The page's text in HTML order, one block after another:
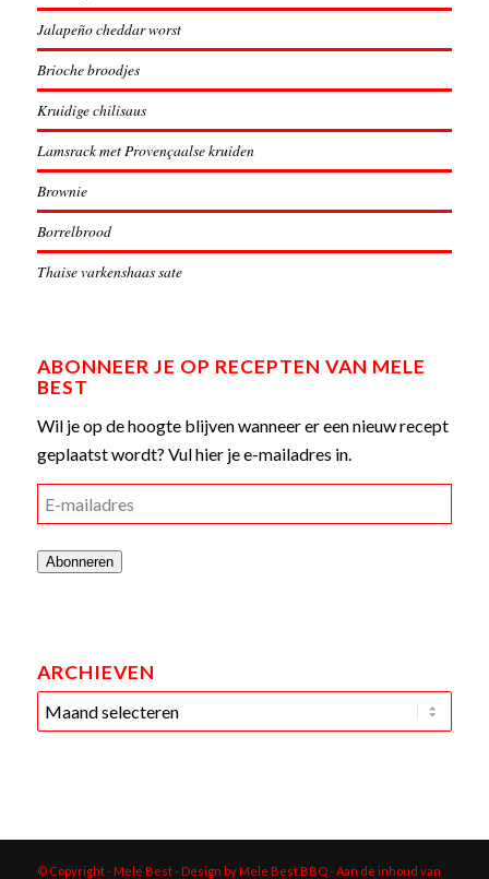
Jalapeño cheddar worst
Brioche broodjes
Kruidige chilisaus
Lamsrack met Provençaalse kruiden
Brownie
Borrelbrood
Thaise varkenshaas sate
ABONNEER JE OP RECEPTEN VAN MELE
BEST
Wil je op de hoogte blijven wanneer er een nieuw recept
geplaatst wordt? Vul hier je e-mailadres in.
E-
mailadres
Abonneren
ARCHIEVEN
© Copyright - Mele Best - Design by Mele Best BBQ- Aan de inhoud van